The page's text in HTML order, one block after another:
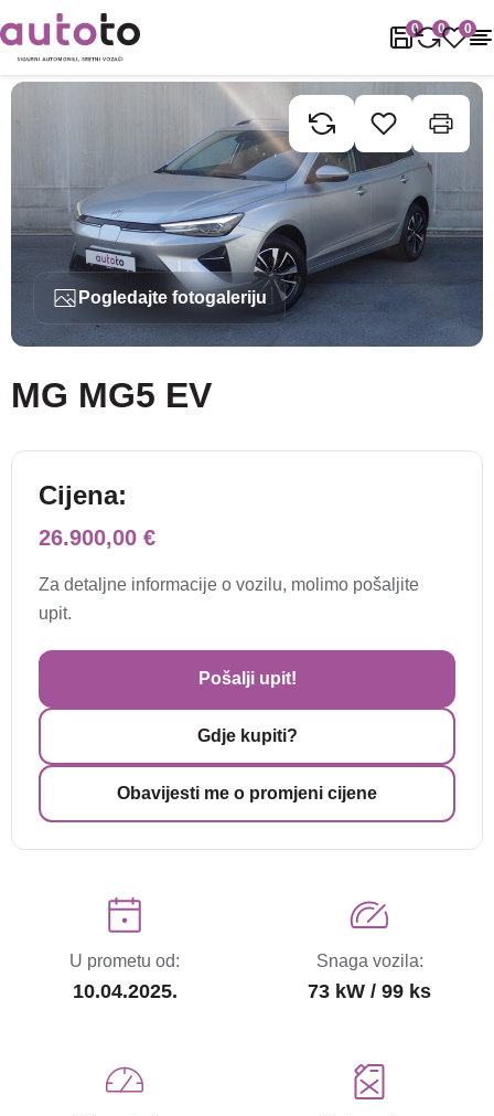
0 0 0
Naslovnica Rabljena vozila MG MG5 EV
Pogledajte fotogaleriju
MG MG5 EV
Cijena:
26.900,00 €
Za detaljne informacije o vozilu, molimo pošaljite
upit.
Pošalji upit!
Gdje kupiti?
Obavijesti me o promjeni cijene
U prometu od:
10.04.2025.
Snaga vozila:
73 kW / 99 ks